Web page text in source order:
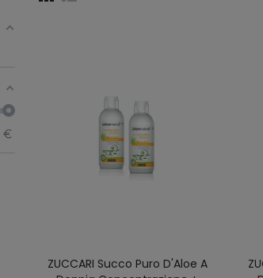
ZUCCARI Succo Puro D'Aloe A
€